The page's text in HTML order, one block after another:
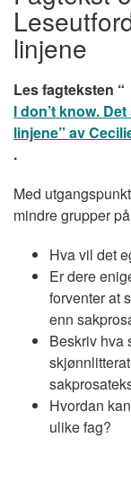
linjene
Les fagteksten “
I don’t know.
linjene” av
.
Med
mindre grupper
Hva vil det
Er dere
forventer at
enn
Beskriv hva
Hvordan
ulike fag?